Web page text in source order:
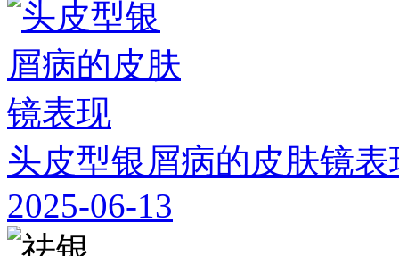
头皮型银屑病的皮肤镜表
2025-06-13